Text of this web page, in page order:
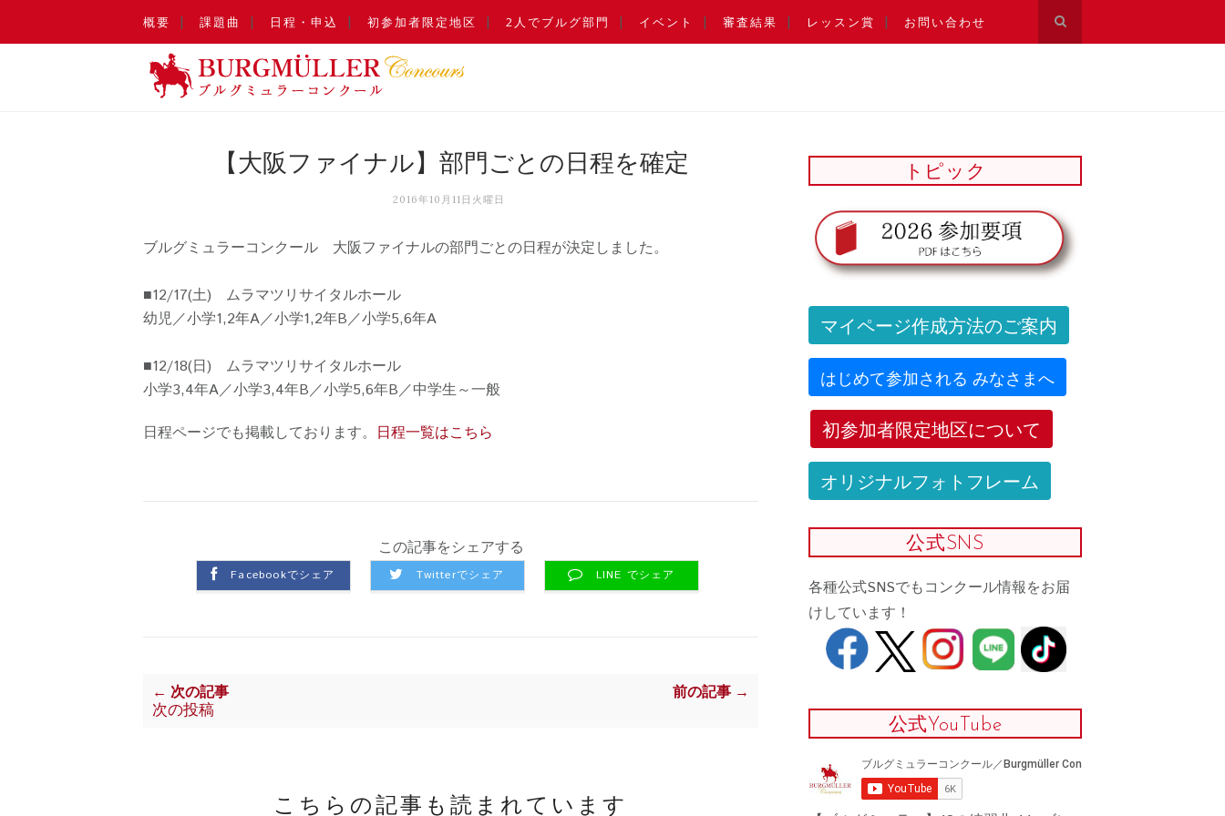
概要 課題曲 日程・申込 初参加者限定地区 2人でブルグ部門 イベント 審査結果 レッスン賞 お問い合わせ
【大阪ファイナル】部門ごとの日程を確定
2016年10月11日火曜日
ブルグミュラーコンクール 大阪ファイナルの部門ごとの日程が決定しました。
■12/17(土) ムラマツリサイタルホール
幼児／小学1,2年A／小学1,2年B／小学5,6年A
■12/18(日) ムラマツリサイタルホール
小学3,4年A／小学3,4年B／小学5,6年B／中学生～一般
日程ページでも掲載しております。 日程一覧はこちら
この記事をシェアする
Facebookでシェア Twitterでシェア LINE でシェア
← 次の記事
次の投稿
前の記事 →
こちらの記事も読まれています
トピック
マイページ作成方法のご案内
はじめて参加される みなさまへ
初参加者限定地区について
オリジナルフォトフレーム
公式SNS
各種公式SNSでもコンクール情報をお届
けしています！
公式YouTube